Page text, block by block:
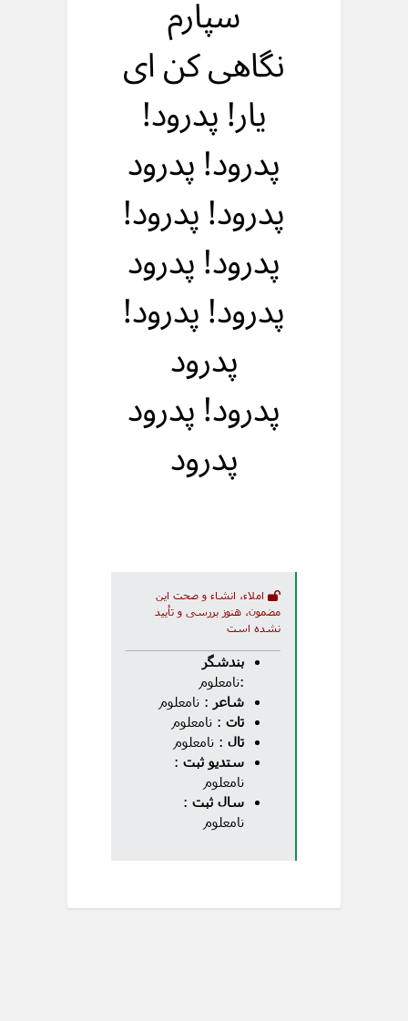
سپارم
نگاهی کن ای
یار! پدرود!
پدرود! پدرود
پدرود! پدرود!
پدرود! پدرود
پدرود! پدرود!
پدرود
پدرود! پدرود
پدرود
املاء، انشاء و صحت این
مضمون، هنوز بررسی و تأیید
نشده است
بندشگر
:نامعلوم
شاعر : نامعلوم
تات : نامعلوم
تال : نامعلوم
ستدیو ثبت :
نامعلوم
سال ثبت :
نامعلوم